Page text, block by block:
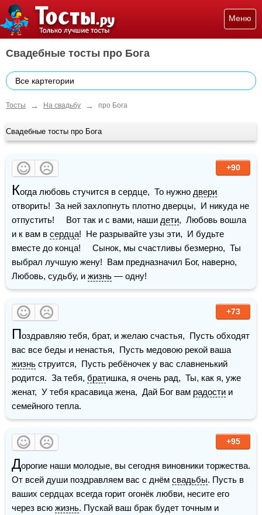
Меню
Свадебные тосты про Бога
Все картегории
Тосты → На свадьбу → про Бога
Свадебные тосты про Бога
+90
Когда любовь стучится в сердце,  То нужно двери
отворить!  За ней захлопнуть плотно дверцы,  И никуда не
отпустить!     Вот так и с вами, наши дети,  Любовь вошла
и к вам в сердца!  Не разрывайте узы эти,  И будьте
вместе до конца!     Сынок, мы счастливы безмерно,  Ты
выбрал лучшую жену!  Вам предназначил Бог, наверно,
Любовь, судьбу, и жизнь — одну!
+73
Поздравляю тебя, брат, и желаю счастья,  Пусть обходят
жизнь струится,  Пусть ребёночек у вас славненький
родится.  За тебя, братишка, я очень рад,  Ты, как я, уже
женат,  У тебя красавица жена,  Дай Бог вам радости и
семейного тепла.
+95
Дорогие наши молодые, вы сегодня виновники торжества.
От всей души поздравляем вас с днём свадьбы. Пусть в
ваших сердцах всегда горит огонёк любви, несите его
через всю жизнь. Пускай ваш брак будет точным и